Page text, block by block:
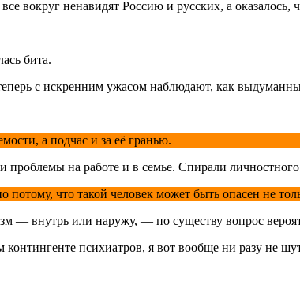
вокруг ненавидят Россию и русских, а оказалось,
бита.
с искренним ужасом наблюдают, как
а подчас и за её гранью.
на работе и в семье. Спирали личностного
что такой человек может быть опасен не
— внутрь или наружу, — по существу вопрос
психиатров, я вот вообще ни разу не